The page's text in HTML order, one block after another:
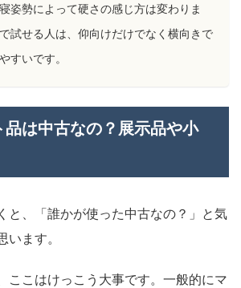
姿勢によって硬さの感じ方は変わりま
試せる人は、仰向けだけでなく横向きで
すいです。
品は中古なの？展示品や小
と、「誰かが使った中古なの？」と気
ます。
ここはけっこう大事です。一般的にマ